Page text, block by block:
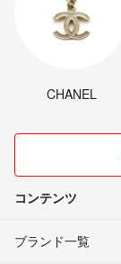
CHANEL
コンテンツ
ブランド一覧